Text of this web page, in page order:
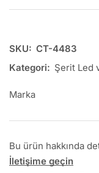
SKU: CT-4483
Kategori: Şerit Led
Marka
Bu ürün hakkında
İletişime geçin